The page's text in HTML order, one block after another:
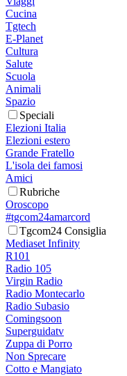
Cucina
Tgtech
E-Planet
Cultura
Salute
Scuola
Animali
Spazio
Speciali
Elezioni Italia
Elezioni estero
Grande Fratello
L'isola dei famosi
Amici
Rubriche
Oroscopo
#tgcom24amarcord
Tgcom24 Consiglia
Mediaset Infinity
R101
Radio 105
Virgin Radio
Radio Montecarlo
Radio Subasio
Comingsoon
Superguidatv
Zuppa di Porro
Non Sprecare
Cotto e Mangiato